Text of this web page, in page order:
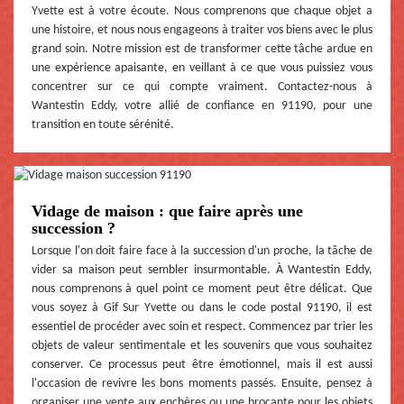
Yvette est à votre écoute. Nous comprenons que chaque objet a
une histoire, et nous nous engageons à traiter vos biens avec le plus
grand soin. Notre mission est de transformer cette tâche ardue en
une expérience apaisante, en veillant à ce que vous puissiez vous
concentrer sur ce qui compte vraiment. Contactez-nous à
Wantestin Eddy, votre allié de confiance en 91190, pour une
transition en toute sérénité.
Vidage de maison : que faire après une
succession ?
Lorsque l'on doit faire face à la succession d'un proche, la tâche de
vider sa maison peut sembler insurmontable. À Wantestin Eddy,
nous comprenons à quel point ce moment peut être délicat. Que
vous soyez à Gif Sur Yvette ou dans le code postal 91190, il est
essentiel de procéder avec soin et respect. Commencez par trier les
objets de valeur sentimentale et les souvenirs que vous souhaitez
conserver. Ce processus peut être émotionnel, mais il est aussi
l'occasion de revivre les bons moments passés. Ensuite, pensez à